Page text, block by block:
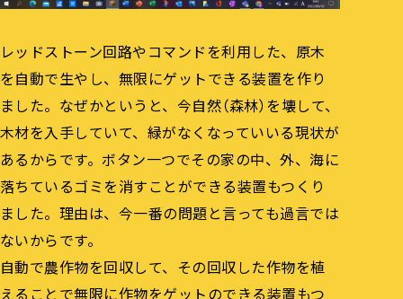
レッドストーン回路やコマンドを利用した、原木
を自動で生やし、無限にゲットできる装置を作り
ました。なぜかというと、今自然（森林）を壊して、
木材を入手していて、緑がなくなっていいる現状が
あるからです。ボタン一つでその家の中、外、海に
落ちているゴミを消すことができる装置もつくり
ました。理由は、今一番の問題と言っても過言では
ないからです。
自動で農作物を回収して、その回収した作物を植
えることで無限に作物をゲットのできる装置もつ